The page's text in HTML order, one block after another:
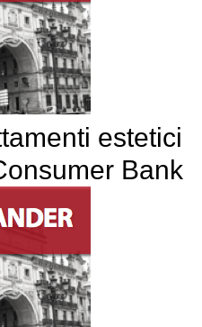
estetici
Bank